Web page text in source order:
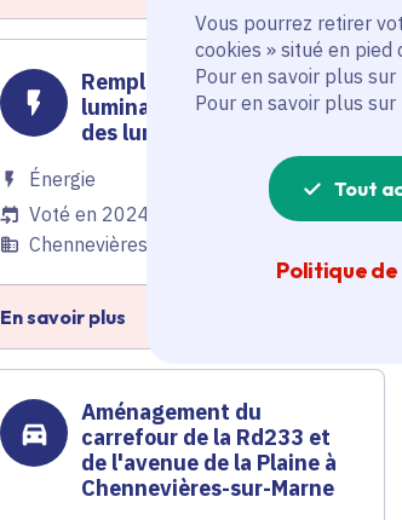
Vous pourrez retirer
cookies » situé en pied
Pour en savoir plus
Pour en savoir plus sur
Tout
Politique
Remplacement de 386
luminaires vétustes par
des luminaires Led
Énergie
Voté en 2024
Chennevières-sur-Marne (94)
En savoir plus
Aménagement du
carrefour de la Rd233 et
de l'avenue de la Plaine à
Chennevières-sur-Marne